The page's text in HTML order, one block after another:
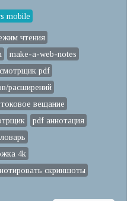
mobile
чтения
make-a-web-notes
pdf
расширений
вещание
pdf аннотация
4k
скриншоты